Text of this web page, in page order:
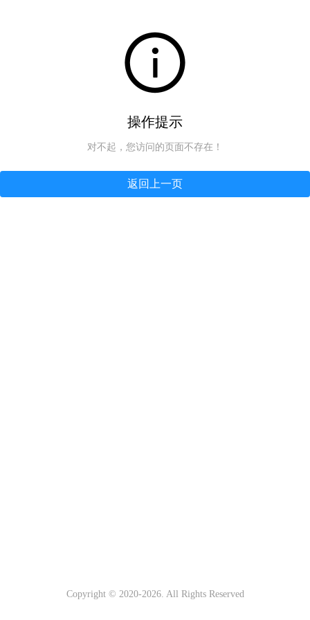
操作提示
对不起，您访问的页面不存在！
返回上一页
Copyright © 2020-2026. All Rights Reserved